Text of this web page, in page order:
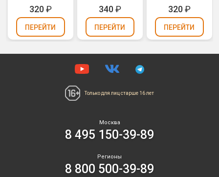
(цветное
конфетти,
фольга) 30см
320₽
ПЕРЕЙТИ
конфетти,
серпантин
ТР108
(упаковка 3 шт.)
340₽
ПЕРЕЙТИ
Silver-Gold
Konfetti
(золотое и
серебряное
конфетти,
320₽
ПЕРЕЙТИ
Только для лиц старше 16 лет
Москва
8 495 150-39-89
Регионы
8 800 500-39-89